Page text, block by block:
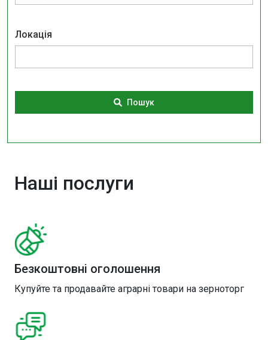
Локація
Пошук
Наші послуги
Безкоштовні оголошення
Купуйте та продавайте аграрні товари на зерноторг